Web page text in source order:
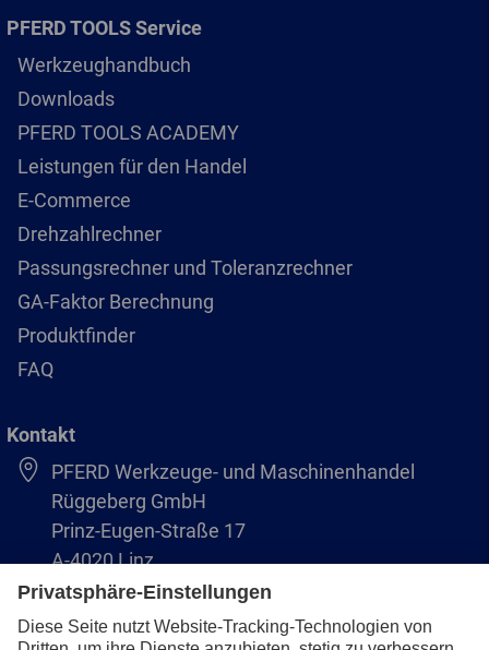
PFERD TOOLS Service
Werkzeughandbuch
Downloads
PFERD TOOLS ACADEMY
Leistungen für den Handel
E-Commerce
Drehzahlrechner
Passungsrechner und Toleranzrechner
GA-Faktor Berechnung
Produktfinder
FAQ
Kontakt
PFERD Werkzeuge- und Maschinenhandel
Rüggeberg GmbH
Prinz-Eugen-Straße 17
A-4020 Linz
Austria/Österreich
+43 (732) 79 64 11-0